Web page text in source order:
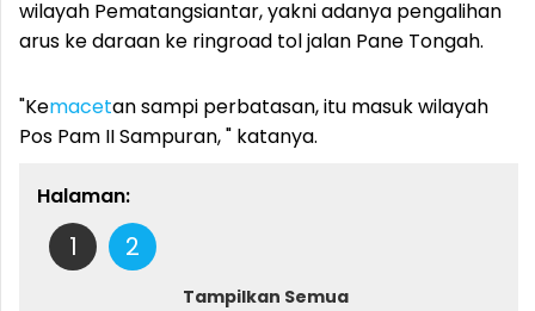
wilayah Pematangsiantar, yakni adanya pengalihan
arus ke daraan ke ringroad tol jalan Pane Tongah.
"Kemacetan sampi perbatasan, itu masuk wilayah
Pos Pam II Sampuran, " katanya.
Halaman:
1 2
Tampilkan Semua